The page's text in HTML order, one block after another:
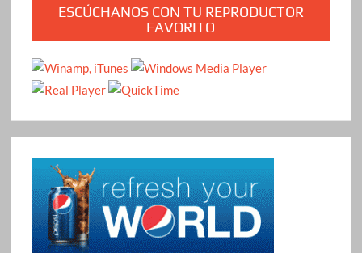
ESCÚCHANOS CON TU REPRODUCTOR
FAVORITO